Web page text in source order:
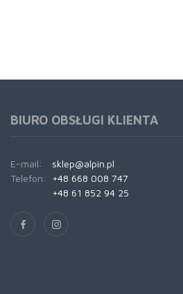
BIURO OBSŁUGI KLIENTA
E-mail:
sklep@alpin.pl
Telefon:
+48 668 008 747
+48 61 852 94 25